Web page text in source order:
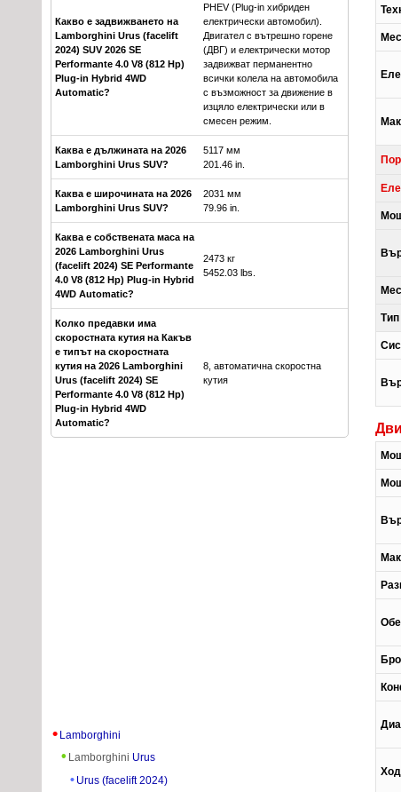
Какво е задвижването на
Lamborghini Urus (facelift
2024) SUV 2026 SE
Performante 4.0 V8 (812 Hp)
Plug-in Hybrid 4WD
Automatic?
PHEV (Plug-in хибриден
електрически автомобил).
Двигател с вътрешно горене
(ДВГ) и електрически мотор
задвижват перманентно
всички колела на автомобила
с възможност за движение в
изцяло електрически или в
смесен режим.
Каква е дължината на 2026
Lamborghini Urus SUV?
5117 мм
201.46 in.
Каква е широчината на 2026
Lamborghini Urus SUV?
2031 мм
79.96 in.
Каква е собствената маса на
2026 Lamborghini Urus
(facelift 2024) SE Performante
4.0 V8 (812 Hp) Plug-in Hybrid
4WD Automatic?
2473 кг
5452.03 lbs.
Колко предавки има
скоростната кутия на Какъв
е типът на скоростната
кутия на 2026 Lamborghini
Urus (facelift 2024) SE
Performante 4.0 V8 (812 Hp)
Plug-in Hybrid 4WD
Automatic?
8, автоматична скоростна
кутия
Lamborghini
Lamborghini Urus
Urus (facelift 2024)
Тип